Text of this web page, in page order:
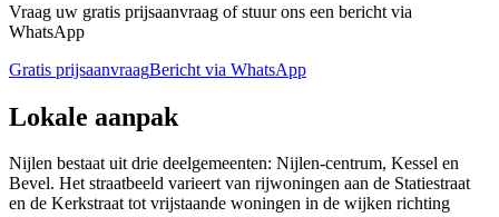
Vraag uw gratis prijsaanvraag of stuur ons een bericht via
WhatsApp
Gratis prijsaanvraagBericht via WhatsApp
Lokale aanpak
Nijlen bestaat uit drie deelgemeenten: Nijlen-centrum, Kessel en
Bevel. Het straatbeeld varieert van rijwoningen aan de Statiestraat
en de Kerkstraat tot vrijstaande woningen in de wijken richting